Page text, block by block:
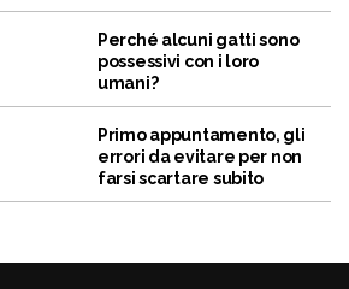
Perché alcuni gatti sono
possessivi con i loro
umani?
Primo appuntamento, gli
errori da evitare per non
farsi scartare subito